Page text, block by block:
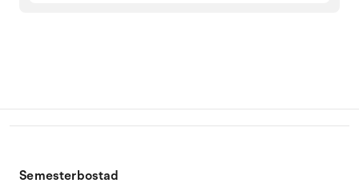
Semesterbostad